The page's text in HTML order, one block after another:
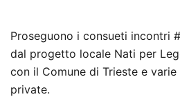
Proseguono i consueti incontri
dal progetto locale Nati per
con il Comune di Trieste e
private.